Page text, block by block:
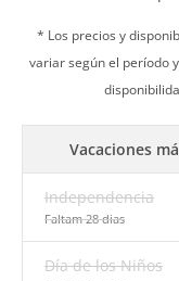
* Los precios y
variar según el período
Vacaciones
Independencia
Faltam 28 dias
Día de los Niños